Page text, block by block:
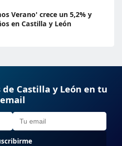
Verano' crece un 5,2% y
en Castilla y León
Castilla y León en tu
email